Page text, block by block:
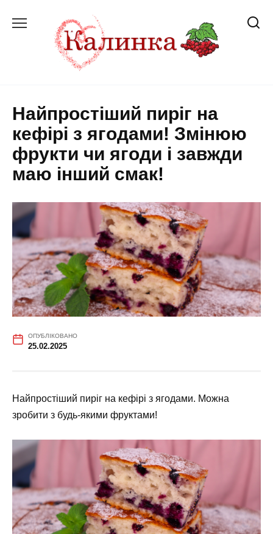
Найпростіший пиріг на
кефірі з ягодами! Змінюю
фрукти чи ягоди і завжди
маю інший смак!
ОПУБЛІКОВАНО
25.02.2025
Найпростіший пиріг на кефірі з ягодами. Можна
зробити з будь-якими фруктами!